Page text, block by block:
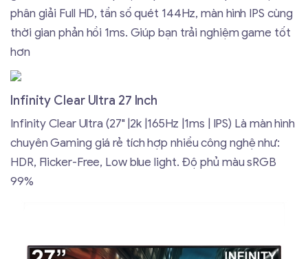
phân giải Full HD, tần số quét 144Hz, màn hình IPS cùng
thời gian phản hồi 1ms. Giúp bạn trải nghiệm game tốt
hơn
Infinity Clear Ultra 27 Inch
Infinity Clear Ultra (27" |2k |165Hz |1ms | IPS) Là màn hình
chuyên Gaming giá rẻ tích hợp nhiều công nghệ như:
HDR, Flicker-Free, Low blue light. Độ phủ màu sRGB
99%